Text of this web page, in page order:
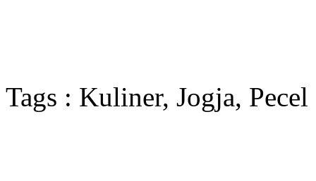
Tags : Kuliner, Jogja, Pecel